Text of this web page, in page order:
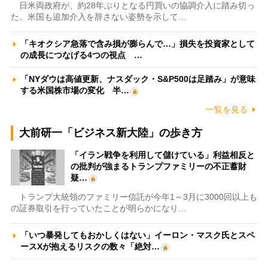
日米両政府が、約28年ぶりとなる円買いの協調介入に踏み切っ
た。米国も追加介入を辞さない姿勢を示して…
「キオクシア急落で含み損が膨らんで…」損失を投資家として
の成長につなげる4つの視点 …
「NYダウは高値更新、ナスダック・S&P500は足踏み」が意味
する米国株市場の変化 半…
一覧を見る
大前研一「ビジネス新大陸」の歩き方
「イラン戦争を利用して儲けている」利益相反と
の批判が強まるトランプファミリーの不正蓄財
疑…
トランプ大統領のファミリー信託が今年1～3月に3000回以上も
の証券取引を行っていたことが明らかになり…
「いつ暴発してもおかしくはない」イーロン・マスク氏とスペ
ースXが抱えるリスクの数々「絶対…